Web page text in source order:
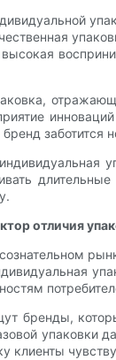
отличия
бренды,
упаковки
клиенты